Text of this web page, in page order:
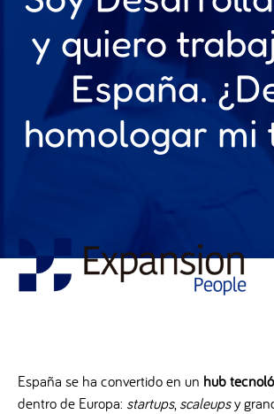
y quiero
España.
homologar mi
España se ha convertido en un hub
dentro de Europa: startups, scaleupsy